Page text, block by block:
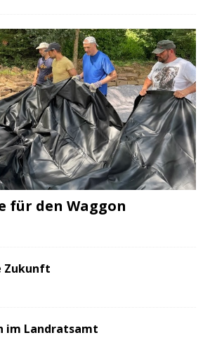
für den Waggon
Zukunft
im Landratsamt